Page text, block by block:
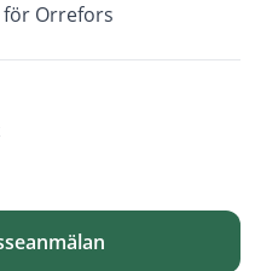
för Orrefors